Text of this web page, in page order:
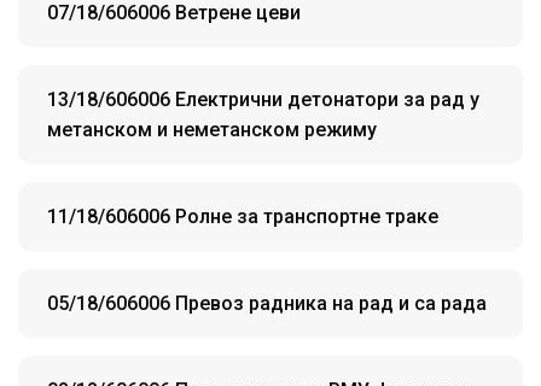
07/18/606006 Ветрене цеви
13/18/606006 Електрични детонатори за рад у
метанском и неметанском режиму
11/18/606006 Ролне за транспортне траке
05/18/606006 Превоз радника на рад и са рада